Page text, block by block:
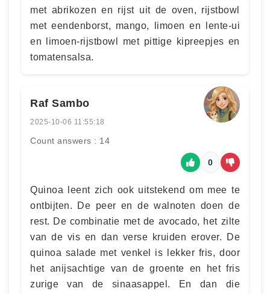
met abrikozen en rijst uit de oven, rijstbowl
met eendenborst, mango, limoen en lente-ui
en limoen-rijstbowl met pittige kipreepjes en
tomatensalsa.
Raf Sambo
2025-10-06 11:55:18
Count answers : 14
0
Quinoa leent zich ook uitstekend om mee te
ontbijten. De peer en de walnoten doen de
rest. De combinatie met de avocado, het zilte
van de vis en dan verse kruiden erover. De
quinoa salade met venkel is lekker fris, door
het anijsachtige van de groente en het fris
zurige van de sinaasappel. En dan die